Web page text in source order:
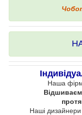
Наша
Наші дизайнери